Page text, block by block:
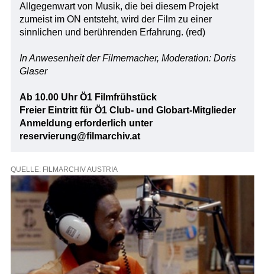
Allgegenwart von Musik, die bei diesem Projekt
zumeist im ON entsteht, wird der Film zu einer
sinnlichen und berührenden Erfahrung. (red)
In Anwesenheit der Filmemacher, Moderation: Doris
Glaser
Ab 10.00 Uhr Ö1 Filmfrühstück
Freier Eintritt für Ö1 Club- und Globart-Mitglieder
Anmeldung erforderlich unter
reservierung@filmarchiv.at
QUELLE: FILMARCHIV AUSTRIA